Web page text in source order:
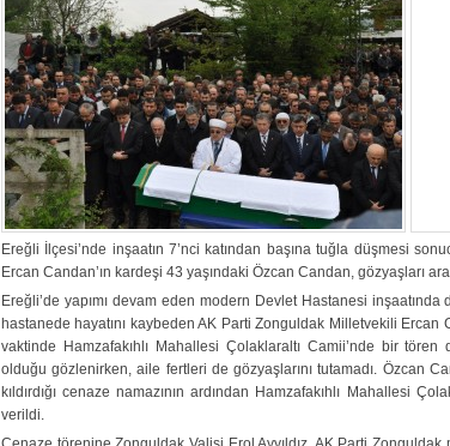
Ereğli İlçesi’nde inşaatın 7’nci katından başına tuğla düşmesi
Ercan Candan’ın kardeşi 43 yaşındaki Özcan Candan, gözyaşları
Ereğli’de yapımı devam eden modern Devlet Hastanesi inşaatında
hastanede hayatını kaybeden AK Parti Zonguldak Milletvekili
vaktinde Hamzafakıhlı Mahallesi Çolaklaraltı Camii’nde bir
olduğu gözlenirken, aile fertleri de gözyaşlarını tutamadı. Özcan
kıldırdığı cenaze namazının ardından Hamzafakıhlı Mahallesi
verildi.